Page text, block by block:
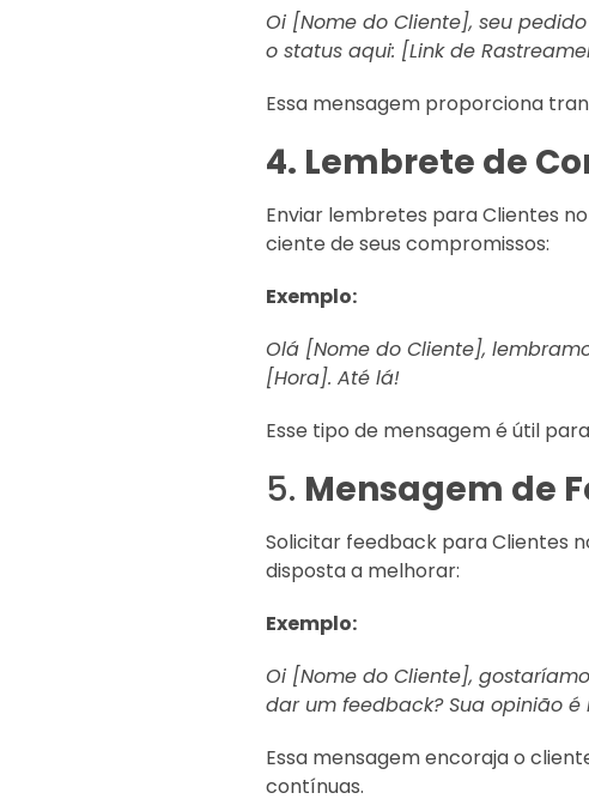
Oi [Nome do Cliente], seu
o status aqui: [Link de
Essa mensagem proporciona
4. Lembrete de
Enviar lembretes para Clientes
ciente de seus compromissos:
Exemplo:
Olá [Nome do Cliente],
[Hora]. Até lá!
Esse tipo de mensagem é útil
5. Mensagem de
Solicitar feedback para Clientes
disposta a melhorar:
Exemplo:
Oi [Nome do Cliente],
dar um feedback? Sua opinião
Essa mensagem encoraja o
contínuas.